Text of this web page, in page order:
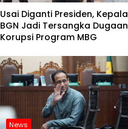
Usai Diganti Presiden, Kepala
BGN Jadi Tersangka Dugaan
Korupsi Program MBG
News